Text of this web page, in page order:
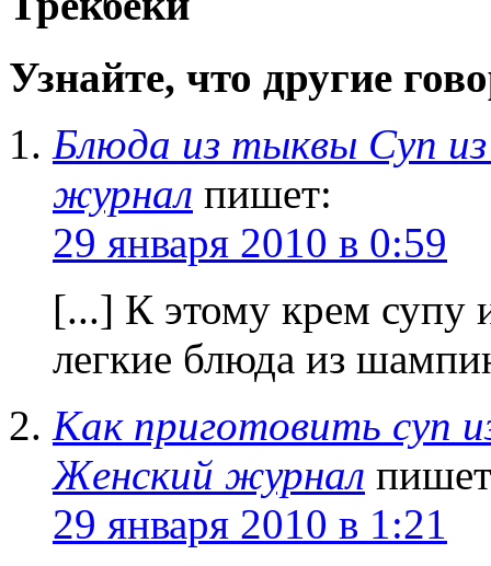
Узнайте, что другие
Блюда из тыквы Суп
журнал пишет:
29 января 2010 в 0:59
[...] К этому крем супу
легкие блюда из
Как приготовить суп
Женский журнал
29 января 2010 в 1:21